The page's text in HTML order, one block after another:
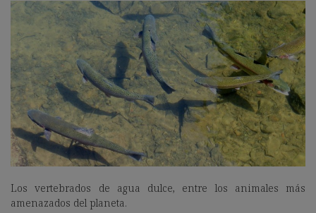
Los vertebrados de agua dulce, entre los animales más
amenazados del planeta.